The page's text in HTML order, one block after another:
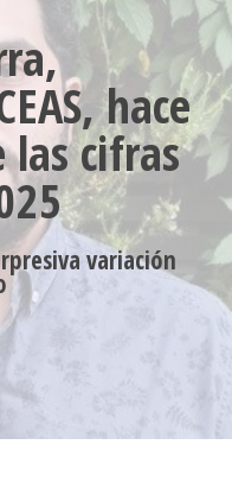
hace
las cifras
variación